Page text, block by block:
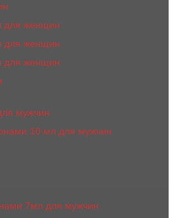
для женщин
для женщин
для женщин
мужчин
10 мл для мужчин
7мл для мужчин